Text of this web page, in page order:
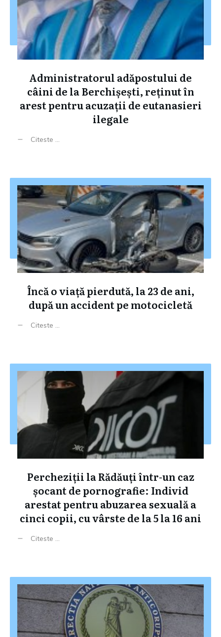
Administratorul adăpostului de
câini de la Berchișești, reținut în
arest pentru acuzații de eutanasieri
ilegale
Citeste ...
Încă o viață pierdută, la 23 de ani,
după un accident pe motocicletă
Citeste ...
Percheziții la Rădăuți într-un caz
șocant de pornografie: Individ
arestat pentru abuzarea sexuală a
cinci copii, cu vârste de la 5 la 16 ani
Citeste ...